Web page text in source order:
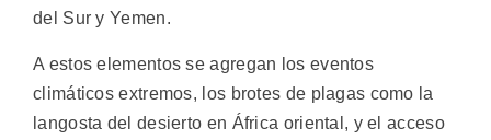
del Sur y Yemen.
A estos elementos se agregan los eventos
climáticos extremos, los brotes de plagas como la
langosta del desierto en África oriental, y el acceso